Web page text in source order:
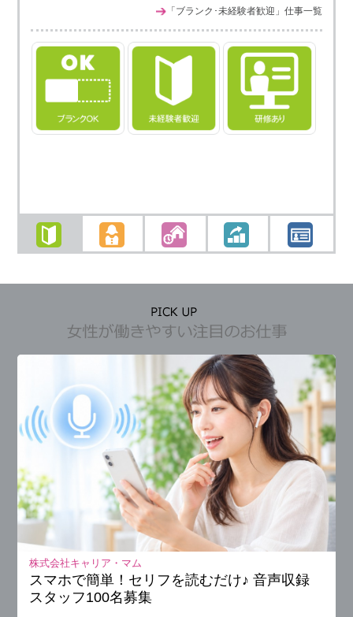
「ブランク･未経験者歓迎」仕事一覧
株式会社キャリア・マム
スマホで簡単！セリフを読むだけ♪ 音声収録
スタッフ100名募集